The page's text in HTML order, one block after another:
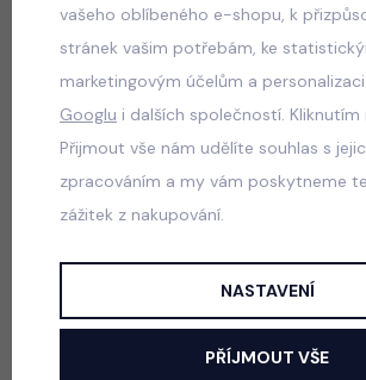
Sunshine lounge set
skladem
Acid wash denim lounge set
skladem
vašeho oblíbeného e-shopu, k
stránek vašim potřebám, ke
marketingovým účelům a
Googlu i dalších společností.
Přijmout vše nám udělíte souhlas s
zpracováním a my vám poskytneme
zážitek z nakupování.
NASTAVENÍ
PŘÍJMOUT VŠE